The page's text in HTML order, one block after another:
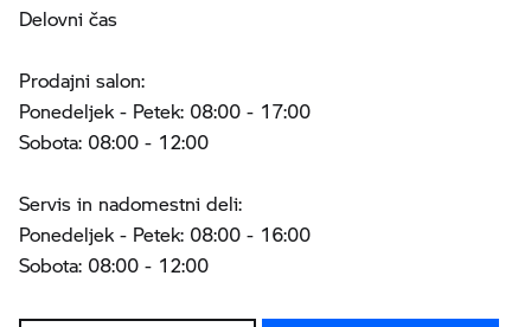
Delovni čas
Prodajni salon:
Ponedeljek - Petek: 08:00 - 17:00
Sobota: 08:00 - 12:00
Servis in nadomestni deli:
Ponedeljek - Petek: 08:00 - 16:00
Sobota: 08:00 - 12:00